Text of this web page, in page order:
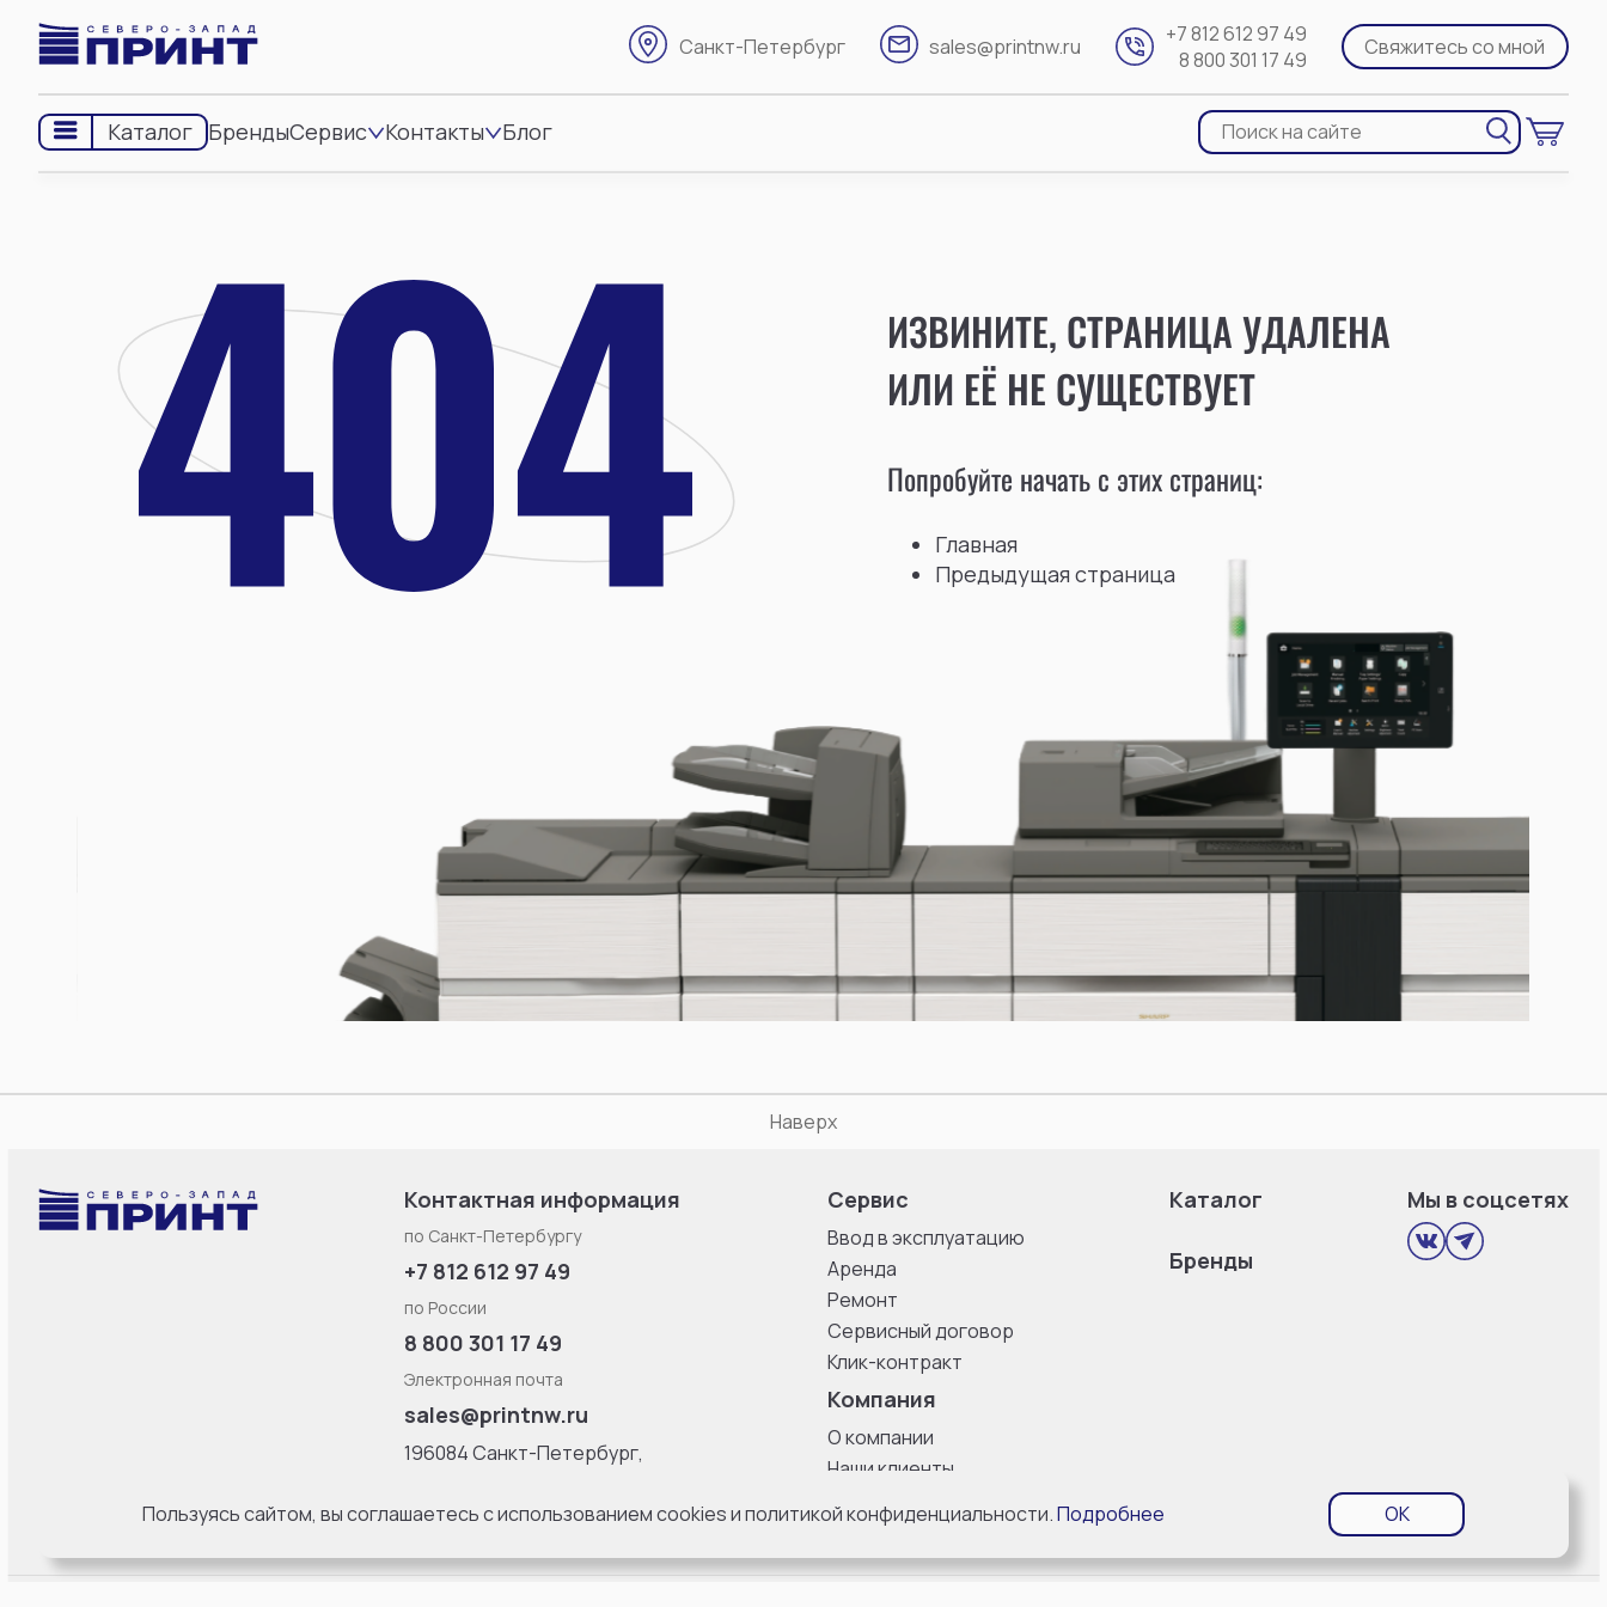
Санкт-Петербург sales@printnw.ru
+7 812 612 97 49
8 800 301 17 49
Свяжитесь со мной
Каталог БрендыСервис Контакты Блог
ИЗВИНИТЕ, СТРАНИЦА УДАЛЕНА
ИЛИ ЕЁ НЕ СУЩЕСТВУЕТ
Попробуйте начать с этих страниц:
Главная
Предыдущая страница
Наверх
Контактная информация
по Санкт-Петербургу
+7 812 612 97 49
по России
8 800 301 17 49
Электронная почта
sales@printnw.ru
196084 Санкт-Петербург,
литерa Б, офис 8 с 10:00 до
Сервис
Ввод в эксплуатацию
Аренда
Ремонт
Сервисный договор
Клик-контракт
Компания
О компании
Наши клиенты
Каталог
Бренды
Мы в соцсетях
Пользуясь сайтом, вы соглашаетесь с использованием cookies и политикой конфиденциальности.Подробнее OK